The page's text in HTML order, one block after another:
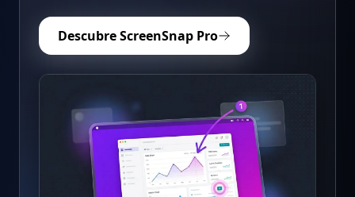
Descubre ScreenSnap Pro